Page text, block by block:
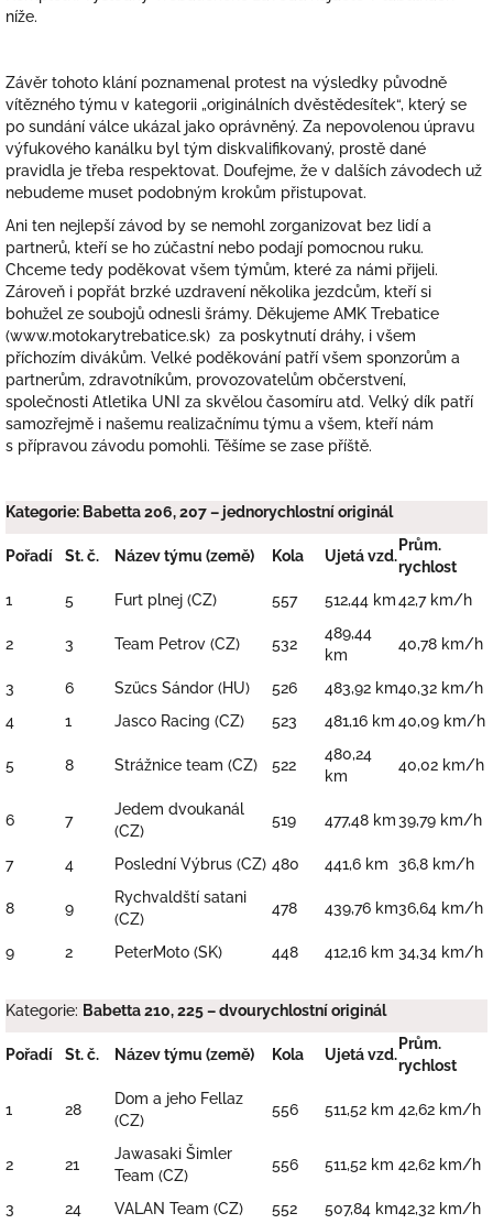
níže.
Závěr tohoto klání poznamenal protest na výsledky původně
vítězného týmu v kategorii „originálních dvěstědesítek“, který se
po sundání válce ukázal jako oprávněný. Za nepovolenou úpravu
výfukového kanálku byl tým diskvalifikovaný, prostě dané
pravidla je třeba respektovat. Doufejme, že v dalších závodech už
nebudeme muset podobným krokům přistupovat.
Ani ten nejlepší závod by se nemohl zorganizovat bez lidí a
partnerů, kteří se ho zúčastní nebo podají pomocnou ruku.
Chceme tedy poděkovat všem týmům, které za námi přijeli.
Zároveň i popřát brzké uzdravení několika jezdcům, kteří si
bohužel ze soubojů odnesli šrámy. Děkujeme AMK Trebatice
(www.motokarytrebatice.sk) za poskytnutí dráhy, i všem
příchozím divákům. Velké poděkování patří všem sponzorům a
partnerům, zdravotníkům, provozovatelům občerstvení,
společnosti Atletika UNI za skvělou časomíru atd. Velký dík patří
samozřejmě i našemu realizačnímu týmu a všem, kteří nám
s přípravou závodu pomohli. Těšíme se zase příště.
Kategorie: Babetta 206, 207 – jednorychlostní originál
Pořadí St. č. Název týmu (země) Kola Ujetá vzd.
Prům.
rychlost
1
5 Furt plnej (CZ) 557 512,44 km42,7 km/h
2 3 Team Petrov (CZ) 532
489,44
km
40,78 km/h
3 6 Szűcs Sándor (HU) 526 483,92 km40,32 km/h
4
1 Jasco Racing (CZ) 523 481,16 km 40,09 km/h
5 8 Strážnice team (CZ) 522
480,24
km
40,02 km/h
6 7
Jedem dvoukanál
(CZ)
519 477,48 km39,79 km/h
7 4 Poslední Výbrus (CZ) 480 441,6 km 36,8 km/h
8 9
Rychvaldští satani
(CZ)
478 439,76 km36,64 km/h
9 2 PeterMoto (SK) 448 412,16 km 34,34 km/h
Kategorie: Babetta 210, 225 – dvourychlostní originál
Pořadí St. č. Název týmu (země) Kola Ujetá vzd.
Prům.
rychlost
1 28
Dom a jeho Fellaz
(CZ)
556 511,52 km 42,62 km/h
2 21
Jawasaki Šimler
Team (CZ)
556 511,52 km 42,62 km/h
3 24 VALAN Team (CZ) 552 507,84 km42,32 km/h